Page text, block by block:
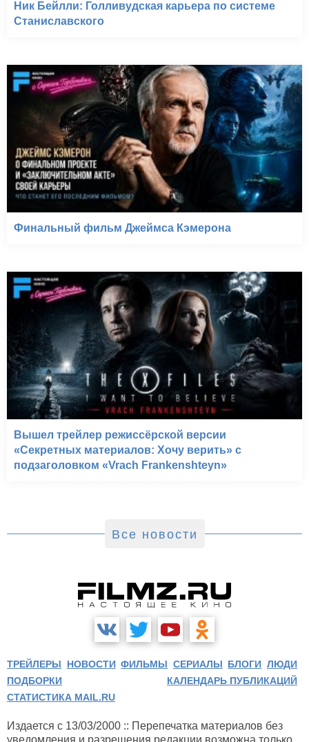
Ник Бейлли: Голливудская карьера по системе
Станиславского
Финальный фильм Джеймса Кэмерона
Вышел трейлер режиссёрской версии
«Секретных материалов: Хочу верить» с
подзаголовком «Vrach Frankenshteyn»
Все новости
ТРЕЙЛЕРЫ НОВОСТИ ФИЛЬМЫ СЕРИАЛЫ БЛОГИ ЛЮДИ
ПОДБОРКИ
КАЛЕНДАРЬ ПУБЛИКАЦИЙ
СТАТИСТИКА MAIL.RU
Издается с 13/03/2000 :: Перепечатка материалов без
уведомления и разрешения редакции возможна только